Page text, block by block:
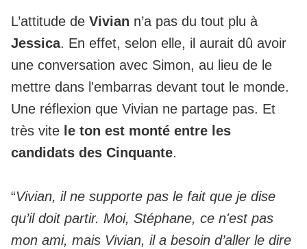
L’attitude de Vivian n’a pas du tout plu à
Jessica. En effet, selon elle, il aurait dû avoir
une conversation avec Simon, au lieu de le
mettre dans l'embarras devant tout le monde.
Une réflexion que Vivian ne partage pas. Et
très vite le ton est monté entre les
candidats des Cinquante.
“Vivian, il ne supporte pas le fait que je dise
qu’il doit partir. Moi, Stéphane, ce n'est pas
mon ami, mais Vivian, il a besoin d’aller le dire